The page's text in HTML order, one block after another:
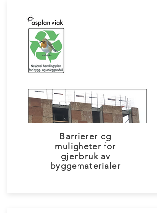
Barrierer og
muligheter for
gjenbruk av
byggematerialer